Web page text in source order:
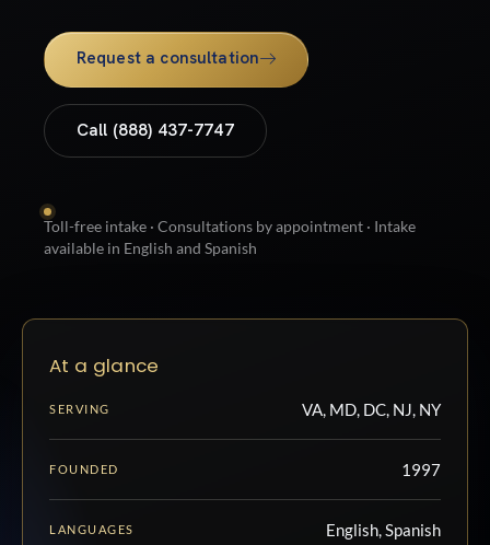
Request a consultation
Call (888) 437-7747
Toll-free intake · Consultations by appointment · Intake
available in English and Spanish
At a glance
SERVING VA, MD, DC, NJ, NY
FOUNDED 1997
LANGUAGES English, Spanish